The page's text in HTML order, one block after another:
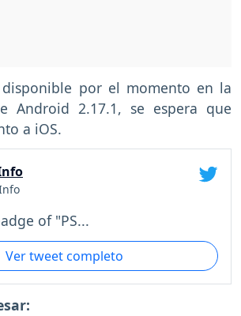
por el momento en la
Android 2.17.1, se espera que
a iOS.
of "PS...
Ver tweet completo